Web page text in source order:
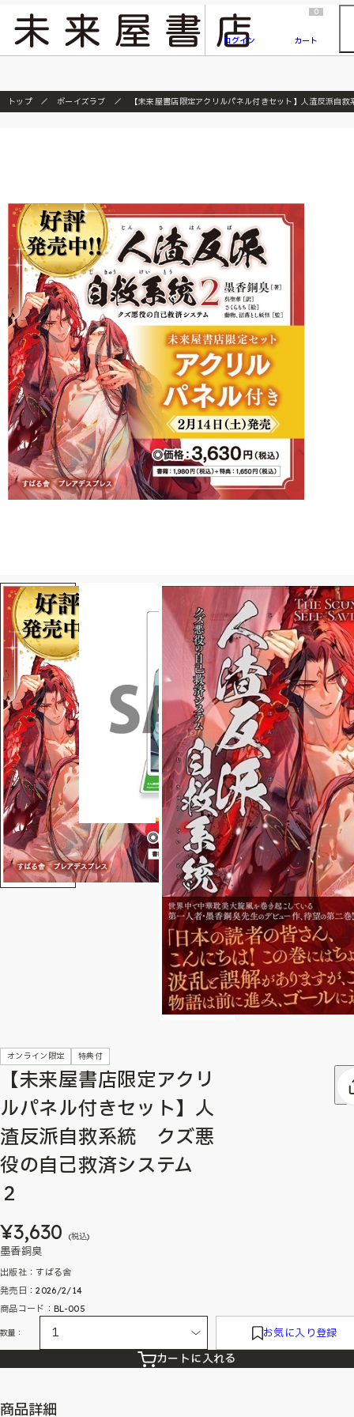
『ONE PIECE magazine 021 ONE PIECEカード付き同梱版』発売延期のご案内
ログイン
0
カート
トップ ボーイズラブ 【未来屋書店限定アクリルパネル付きセット】人渣反派
オンライン限定 特典付
【未来屋書店限定アクリ
ルパネル付きセット】人
渣反派自救系統 クズ悪
役の自己救済システム
２
¥3,630 (税込)
墨香銅臭
出版社：すばる舎
発売日：2026/2/14
商品コード：BL-005
数量： お気に入り登録
カートに入れる
商品詳細